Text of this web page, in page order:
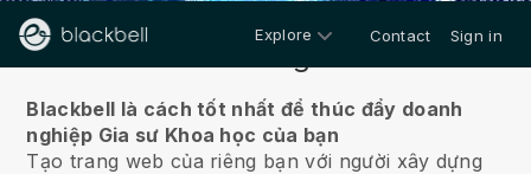
Explore Contact Sign in
Blackbell là cách tốt nhất để thúc đẩy doanh
nghiệp Gia sư Khoa học của bạn
Tạo trang web của riêng bạn với người xây dựng